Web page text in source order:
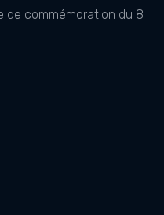
de commémoration du 8